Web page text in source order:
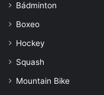
Bádminton
Boxeo
Hockey
Squash
Mountain Bike